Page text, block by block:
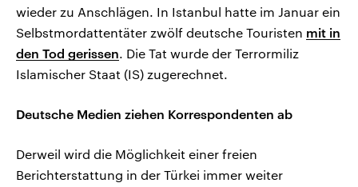
wieder zu Anschlägen. In Istanbul hatte im Januar ein
Selbstmordattentäter zwölf deutsche Touristen mit in
den Tod gerissen. Die Tat wurde der Terrormiliz
Islamischer Staat (IS) zugerechnet.
Deutsche Medien ziehen Korrespondenten ab
Derweil wird die Möglichkeit einer freien
Berichterstattung in der Türkei immer weiter